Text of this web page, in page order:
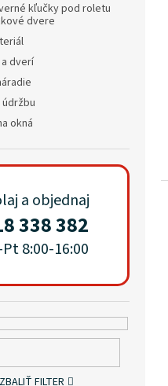
kľučky pod roletu
dvere
dverí
okná
a objednaj
338 382
8:00-16:00
FILTER